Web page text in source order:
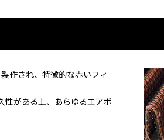
作され、特徴的な赤いフィ
性がある上、あらゆるエアボ